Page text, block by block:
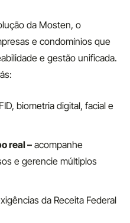
da Mosten, o
e condomínios que
e gestão unificada.
biometria digital, facial e
real –acompanhe
e gerencie múltiplos
da Receita Federal